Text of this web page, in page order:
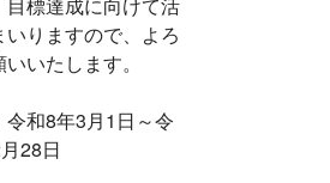
いりますので、よろ
いたします。
和8年3月1 日～令
月28日